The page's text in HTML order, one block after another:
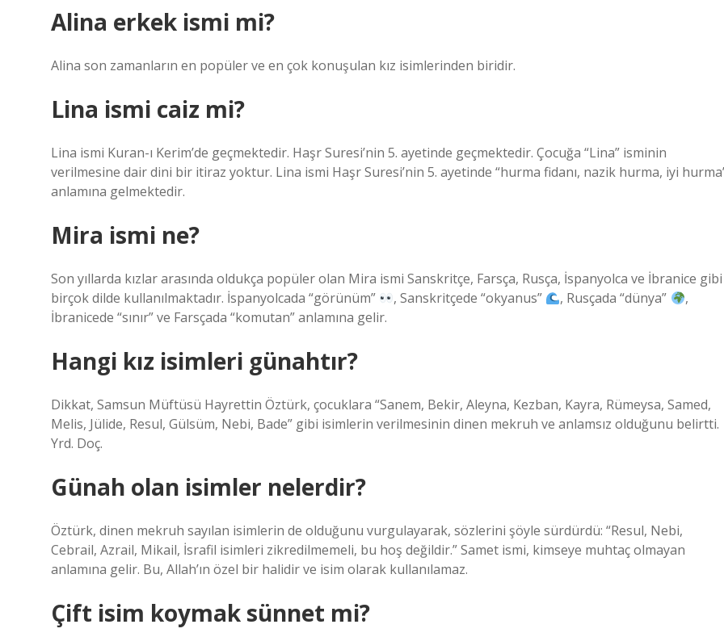
Alina erkek ismi mi?
Alina son zamanların en popüler ve en çok konuşulan kız isimlerinden biridir.
Lina ismi caiz mi?
Lina ismi Kuran-ı Kerim’de geçmektedir. Haşr Suresi’nin 5. ayetinde geçmektedir. Çocuğa “Lina” isminin
verilmesine dair dini bir itiraz yoktur. Lina ismi Haşr Suresi’nin 5. ayetinde “hurma fidanı, nazik hurma, iyi
anlamına gelmektedir.
Mira ismi ne?
Son yıllarda kızlar arasında oldukça popüler olan Mira ismi Sanskritçe, Farsça, Rusça, İspanyolca ve İbranice gibi
birçok dilde kullanılmaktadır. İspanyolcada “görünüm”
, Sanskritçede “okyanus” , Rusçada “dünya”
,
İbranicede “sınır” ve Farsçada “komutan” anlamına gelir.
Hangi kız isimleri günahtır?
Dikkat, Samsun Müftüsü Hayrettin Öztürk, çocuklara “Sanem, Bekir, Aleyna, Kezban, Kayra, Rümeysa, Samed,
Melis, Jülide, Resul, Gülsüm, Nebi, Bade” gibi isimlerin verilmesinin dinen mekruh ve anlamsız olduğunu belirtti.
Yrd. Doç.
Günah olan isimler nelerdir?
Öztürk, dinen mekruh sayılan isimlerin de olduğunu vurgulayarak, sözlerini şöyle sürdürdü: “Resul, Nebi,
Cebrail, Azrail, Mikail, İsrafil isimleri zikredilmemeli, bu hoş değildir.” Samet ismi, kimseye muhtaç olmayan
anlamına gelir. Bu, Allah’ın özel bir halidir ve isim olarak kullanılamaz.
Çift isim koymak sünnet mi?